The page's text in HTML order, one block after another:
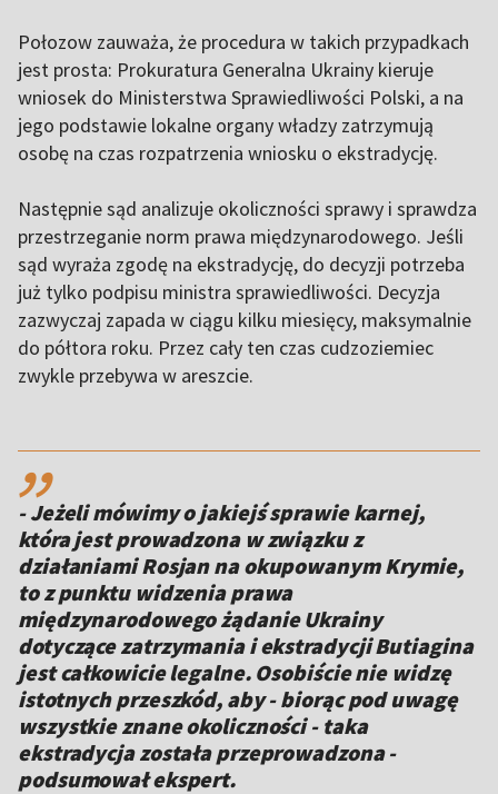
Połozow zauważa, że procedura w takich przypadkach
jest prosta: Prokuratura Generalna Ukrainy kieruje
wniosek do Ministerstwa Sprawiedliwości Polski, a na
jego podstawie lokalne organy władzy zatrzymują
osobę na czas rozpatrzenia wniosku o ekstradycję.
Następnie sąd analizuje okoliczności sprawy i sprawdza
przestrzeganie norm prawa międzynarodowego. Jeśli
sąd wyraża zgodę na ekstradycję, do decyzji potrzeba
już tylko podpisu ministra sprawiedliwości. Decyzja
zazwyczaj zapada w ciągu kilku miesięcy, maksymalnie
do półtora roku. Przez cały ten czas cudzoziemiec
zwykle przebywa w areszcie.
,,
- Jeżeli mówimy o jakiejś sprawie karnej,
która jest prowadzona w związku z
działaniami Rosjan na okupowanym Krymie,
to z punktu widzenia prawa
międzynarodowego żądanie Ukrainy
dotyczące zatrzymania i ekstradycji Butiagina
jest całkowicie legalne. Osobiście nie widzę
istotnych przeszkód, aby - biorąc pod uwagę
wszystkie znane okoliczności - taka
ekstradycja została przeprowadzona -
podsumował ekspert.